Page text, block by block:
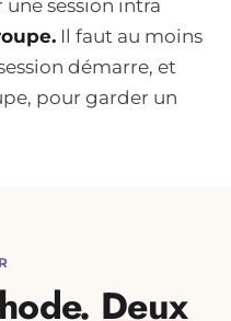
session intra
Il faut au moins
démarre, et
pour garder un
Deux